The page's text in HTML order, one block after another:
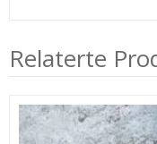
Relaterte